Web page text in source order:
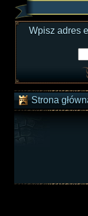
Wpisz adres
Strona